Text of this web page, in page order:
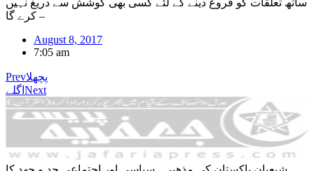
ساتھ تعلقات کو فروغ دینے کے لئے کسی بھی کوشش سے دریغ نہیں
کرے گا –
August 8, 2017
7:05 am
Prevپچھلا
اگلے Next